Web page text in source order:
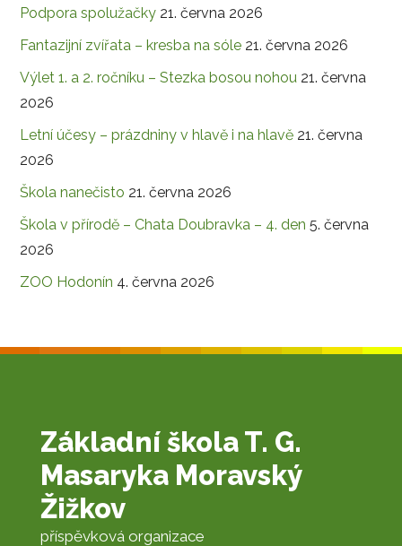
Podpora spolužačky 21. června 2026
Fantazijní zvířata – kresba na sóle 21. června 2026
Výlet 1. a 2. ročníku – Stezka bosou nohou 21. června
2026
Letní účesy – prázdniny v hlavě i na hlavě 21. června
2026
Škola nanečisto 21. června 2026
Škola v přírodě – Chata Doubravka – 4. den 5. června
2026
ZOO Hodonín 4. června 2026
Základní škola T. G.
Masaryka Moravský
Žižkov
příspěvková organizace